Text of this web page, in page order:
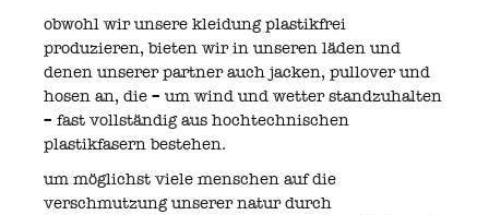
obwohl wir unsere kleidung plastikfrei
produzieren, bieten wir in unseren läden und
denen unserer partner auch jacken, pullover und
hosen an, die – um wind und wetter standzuhalten
– fast vollständig aus hochtechnischen
plastikfasern bestehen.
um möglichst viele menschen auf die
verschmutzung unserer natur durch